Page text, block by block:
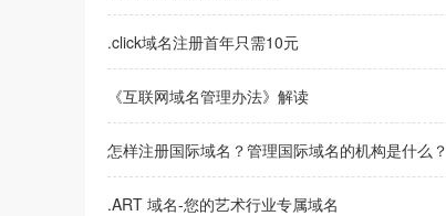
.click域名注册首年只需10元
《互联网域名管理办法》解读
怎样注册国际域名？管理国际域名的机构是什么？
.ART 域名-您的艺术行业专属域名